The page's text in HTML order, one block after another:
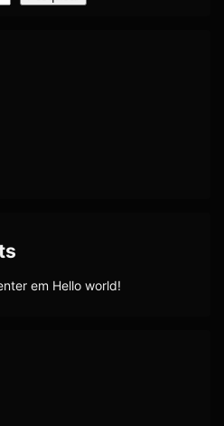
em Hello world!